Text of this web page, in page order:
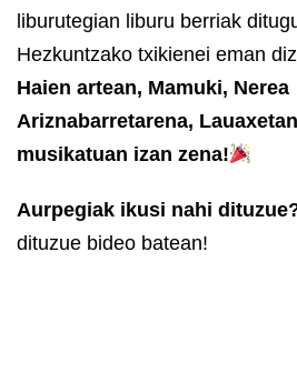
liburutegian liburu berriak
Hezkuntzako txikienei eman
Haien artean, Mamuki, Nerea
Ariznabarretarena,
musikatuan izan zena!
Aurpegiak ikusi nahi
dituzue bideo batean!